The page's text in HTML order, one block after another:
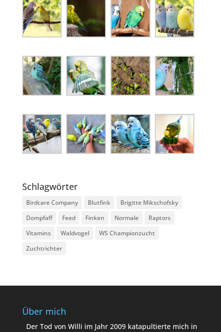
Schlagwörter
Birdcare Company Blutfink
Brigitte Mikschofsky
Dompfaff
Feed Finken Normale
Raptors
Vitamins
Waldvogel
WS Championzucht
Zuchtrichter
Über mich
Der Tod von Willi im Jahr 2009 katapultierte mich in